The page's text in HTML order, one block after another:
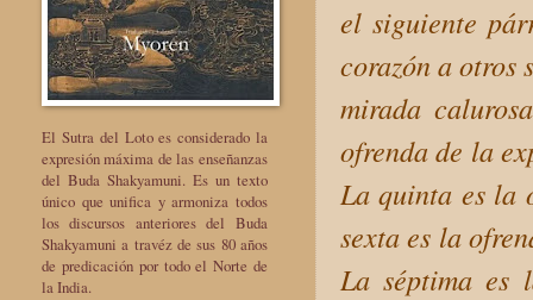
el siguiente
corazón a otros
mirada
ofrenda de la
La quinta es la
sexta es la
La séptima es
El Sutra del Loto es considerado la
expresión máxima de las enseñanzas
del Buda Shakyamuni. Es un texto
único que unifica y armoniza todos
los discursos anteriores del Buda
Shakyamuni a travéz de sus 80 años
de predicación por todo el Norte de
la India.